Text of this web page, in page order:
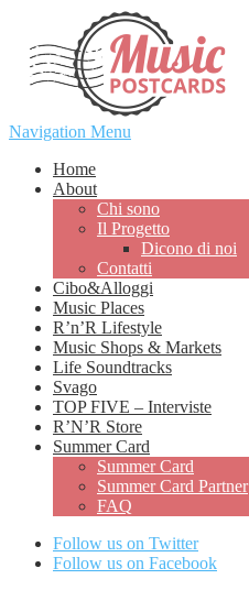
Navigation Menu
Home
About
Chi sono
Il Progetto
Dicono di noi
Contatti
Cibo&Alloggi
Music Places
R’n’R Lifestyle
Music Shops & Markets
Life Soundtracks
Svago
TOP FIVE – Interviste
R’N’R Store
Summer Card
Summer Card
Summer Card Partner
FAQ
Follow us on Twitter
Follow us on Facebook